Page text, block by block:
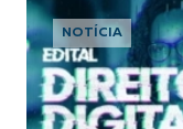
NOTÍCIA